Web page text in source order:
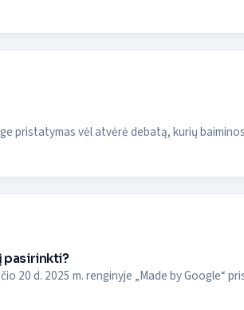
pristatymas vėl atvėrė debatą, kurių
pasirinkti?
20 d. 2025 m. renginyje „Made by Google“